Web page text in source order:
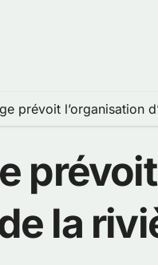
prévoit l’organisation
la